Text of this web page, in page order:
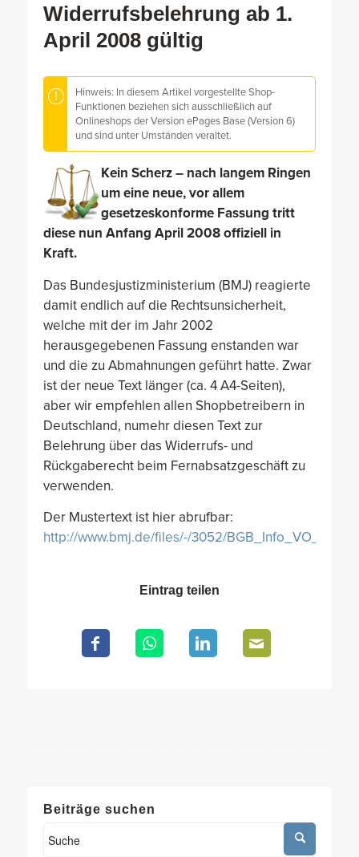
Widerrufsbelehrung ab 1.
April 2008 gültig
Hinweis: In diesem Artikel vorgestellte Shop-
Funktionen beziehen sich ausschließlich auf
Onlineshops der Version ePages Base (Version 6)
und sind unter Umständen veraltet.
Kein Scherz – nach langem Ringen
um eine neue, vor allem
gesetzeskonforme Fassung tritt
diese nun Anfang April 2008 offiziell in
Kraft.
Das Bundesjustizministerium (BMJ) reagierte
damit endlich auf die Rechtsunsicherheit,
welche mit der im Jahr 2002
herausgegebenen Fassung enstanden war
und die zu Abmahnungen geführt hatte. Zwar
ist der neue Text länger (ca. 4 A4-Seiten),
aber wir empfehlen allen Shopbetreibern in
Deutschland, numehr diesen Text zur
Belehrung über das Widerrufs- und
Rückgaberecht beim Fernabsatzgeschäft zu
verwenden.
Der Mustertext ist hier abrufbar:
http://www.bmj.de/files/-/3052/
Eintrag teilen
Beiträge suchen